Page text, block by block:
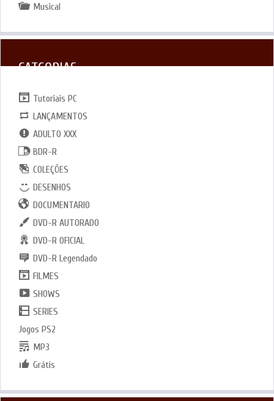
Musical
CATGORIAS
Tutoriais PC
LANÇAMENTOS
ADULTO XXX
BDR-R
COLEÇÕES
DESENHOS
DOCUMENTARIO
DVD-R AUTORADO
DVD-R OFICIAL
DVD-R Legendado
FILMES
SHOWS
SERIES
Jogos PS2
MP3
Grátis